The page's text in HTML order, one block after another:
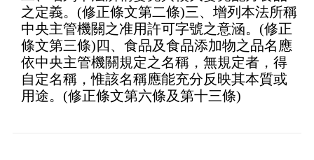
之定義。(修正條文第二條)三、增列本法所稱
中央主管機關之准用許可字號之意涵。(修正
條文第三條)四、食品及食品添加物之品名應
依中央主管機關規定之名稱，無規定者，得
自定名稱，惟該名稱應能充分反映其本質或
用途。(修正條文第六條及第十三條)